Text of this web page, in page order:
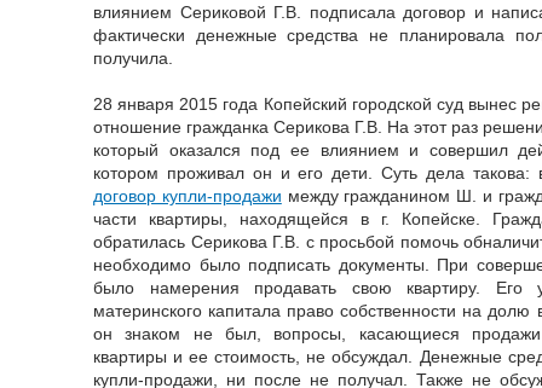
влиянием Сериковой Г.В. подписала договор и
фактически денежные средства не планировала
получила.
28 января 2015 года Копейский городской суд вынес
отношение гражданка Серикова Г.В. На этот раз
который оказался под ее влиянием и совершил
котором проживал он и его дети. Суть дела
договор купли-продажи между гражданином Ш. и
части квартиры, находящейся в г. Копейске.
обратилась Серикова Г.В. с просьбой помочь
необходимо было подписать документы. При
было намерения продавать свою квартиру. Его
материнского капитала право собственности на
он знаком не был, вопросы, касающиеся
квартиры и ее стоимость, не обсуждал. Денежные
купли-продажи, ни после не получал. Также не